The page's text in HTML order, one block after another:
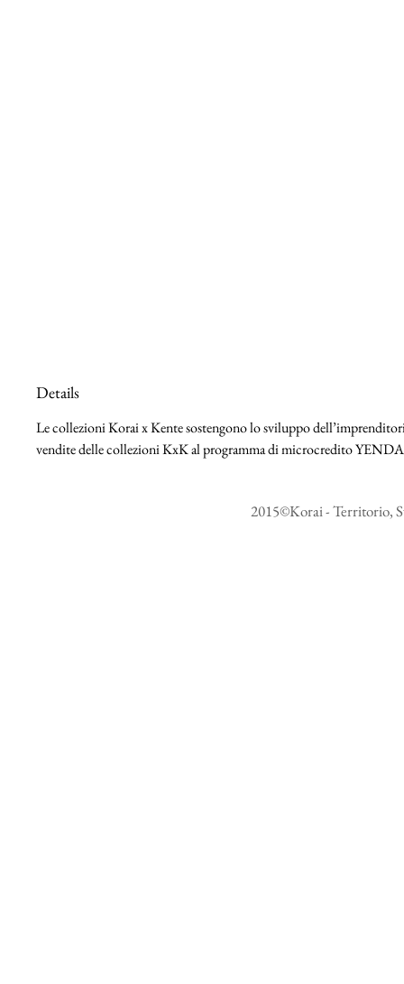
Details
Le collezioni Korai x Kente sostengono lo sviluppo
vendite delle collezioni KxK al programma di microcredito
2015©Korai - Territorio,